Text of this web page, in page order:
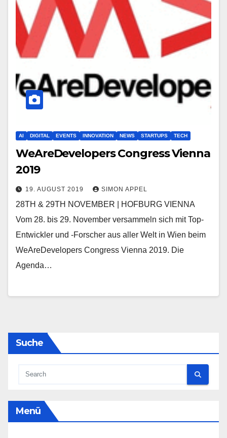
AI DIGITAL EVENTS INNOVATION NEWS STARTUPS TECH
WeAreDevelopers Congress Vienna
2019
19. AUGUST 2019 SIMON APPEL
28TH & 29TH NOVEMBER | HOFBURG VIENNA
Vom 28. bis 29. November versammeln sich mit Top-
Entwickler und -Forscher aus aller Welt in Wien beim
WeAreDevelopers Congress Vienna 2019. Die
Agenda…
Suche
Menü